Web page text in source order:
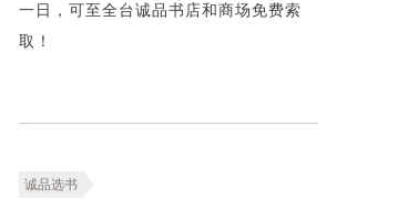
一日，可至全台诚品书店和商场免费索
取！
诚品选书